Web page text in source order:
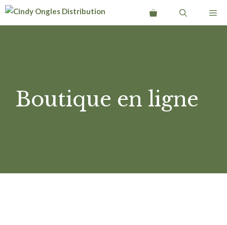
Aller
Boutique en ligne